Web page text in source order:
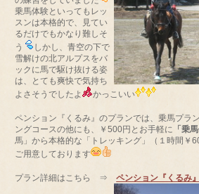
乗馬体験といってもレッ
スンは本格的で、見てい
るだけでもかなり難しそ
う
しかし、青空の下で
雪解けの北アルプスをバ
ックに馬で駆け抜ける姿
は、とても爽快で気持ち
よさそうでしたよ
かっこいい
ペンション『くるみ』のプランでは、乗馬プラ
ングコースの他にも、￥500円とお手軽に 「乗
馬」から本格的な「トレッキング」（１時間￥
ご用意しております
プラン詳細はこちら ⇒ペンション『くるみ